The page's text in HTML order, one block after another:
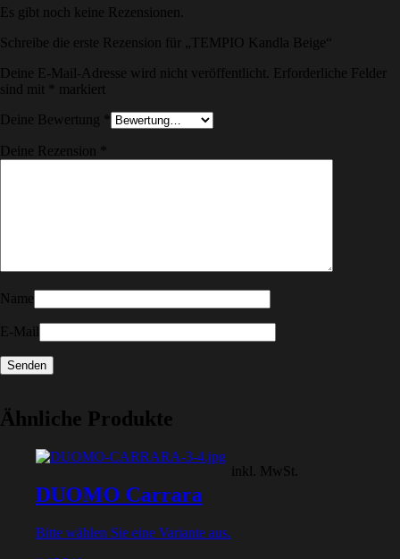
Es gibt noch keine Rezensionen.
Schreibe die erste Rezension für „TEMPIO Kandla Beige“
Deine E-Mail-Adresse wird nicht veröffentlicht.
Erforderliche Felder
sind mit
markiert
Deine Bewertung
Deine Rezension
Name
E-Mail
Ähnliche Produkte
DUOMO Carrara
Bitte wählen Sie eine Variante aus.
inkl. MwSt.